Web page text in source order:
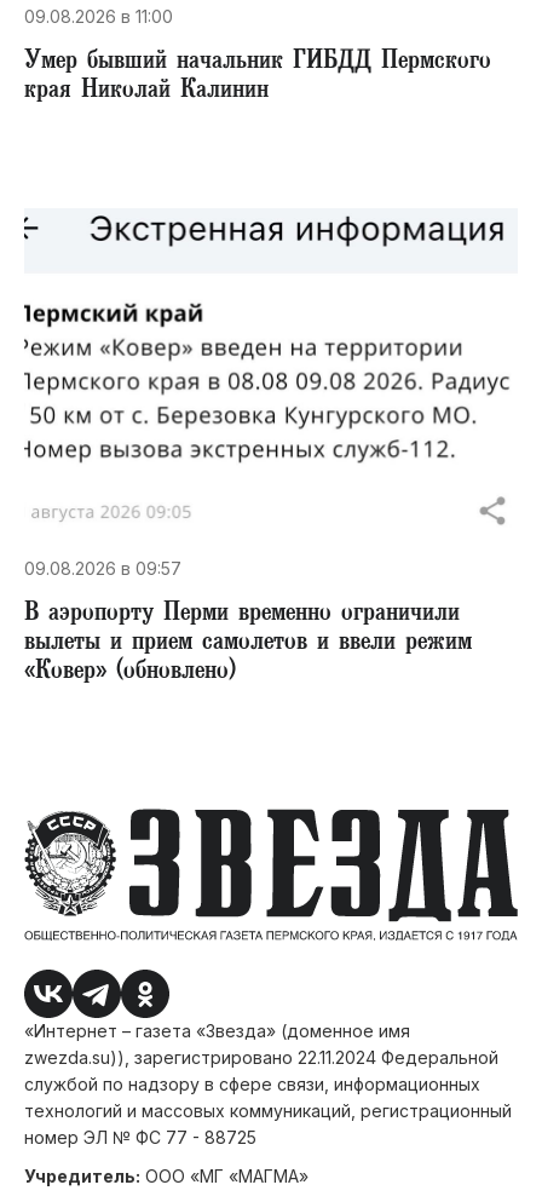
09.08.2026 в 11:00
Умер бывший начальник ГИБДД Пермского
края Николай Калинин
09.08.2026 в 09:57
В аэропорту Перми временно ограничили
вылеты и прием самолетов и ввели режим
«Ковер» (обновлено)
«Интернет – газета «Звезда» (доменное имя
zwezda.su)), зарегистрировано 22.11.2024 Федеральной
службой по надзору в сфере связи, информационных
технологий и массовых коммуникаций, регистрационный
номер ЭЛ № ФС 77 - 88725
Учредитель: ООО «МГ «МАГМА»